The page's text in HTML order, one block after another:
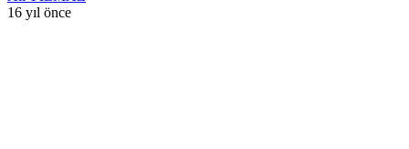
16 yıl önce